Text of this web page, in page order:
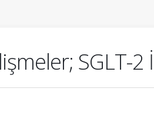
SGLT-